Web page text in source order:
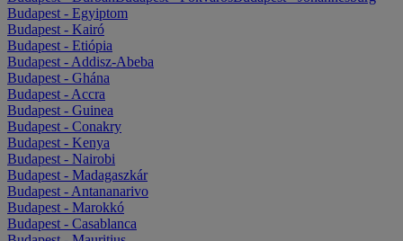
Budapest - Egyiptom
Budapest - Kairó
Budapest - Etiópia
Budapest - Addisz-Abeba
Budapest - Ghána
Budapest - Accra
Budapest - Guinea
Budapest - Conakry
Budapest - Kenya
Budapest - Nairobi
Budapest - Madagaszkár
Budapest - Antananarivo
Budapest - Marokkó
Budapest - Casablanca